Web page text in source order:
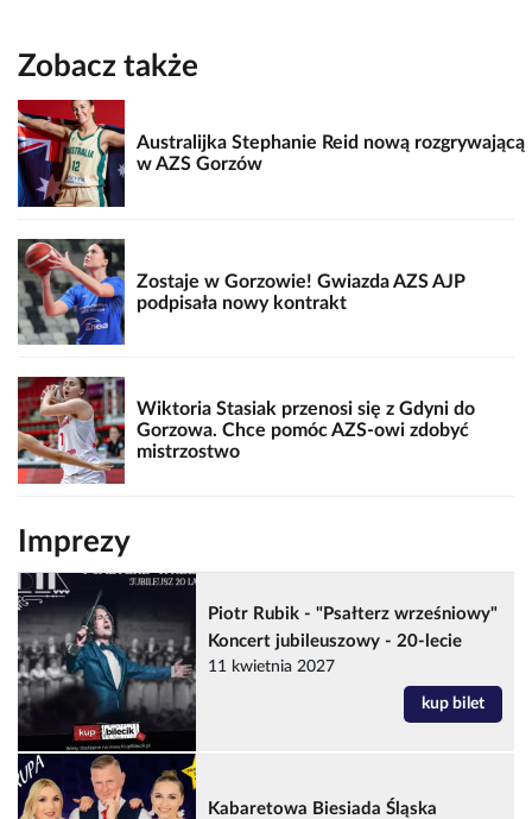
Zobacz także
Australijka Stephanie Reid nową rozgrywającą
w AZS Gorzów
Zostaje w Gorzowie! Gwiazda AZS AJP
podpisała nowy kontrakt
Wiktoria Stasiak przenosi się z Gdyni do
Gorzowa. Chce pomóc AZS-owi zdobyć
mistrzostwo
Imprezy
Piotr Rubik - "Psałterz wrześniowy"
Koncert jubileuszowy - 20-lecie
11 kwietnia 2027
kup bilet
Kabaretowa Biesiada Śląska